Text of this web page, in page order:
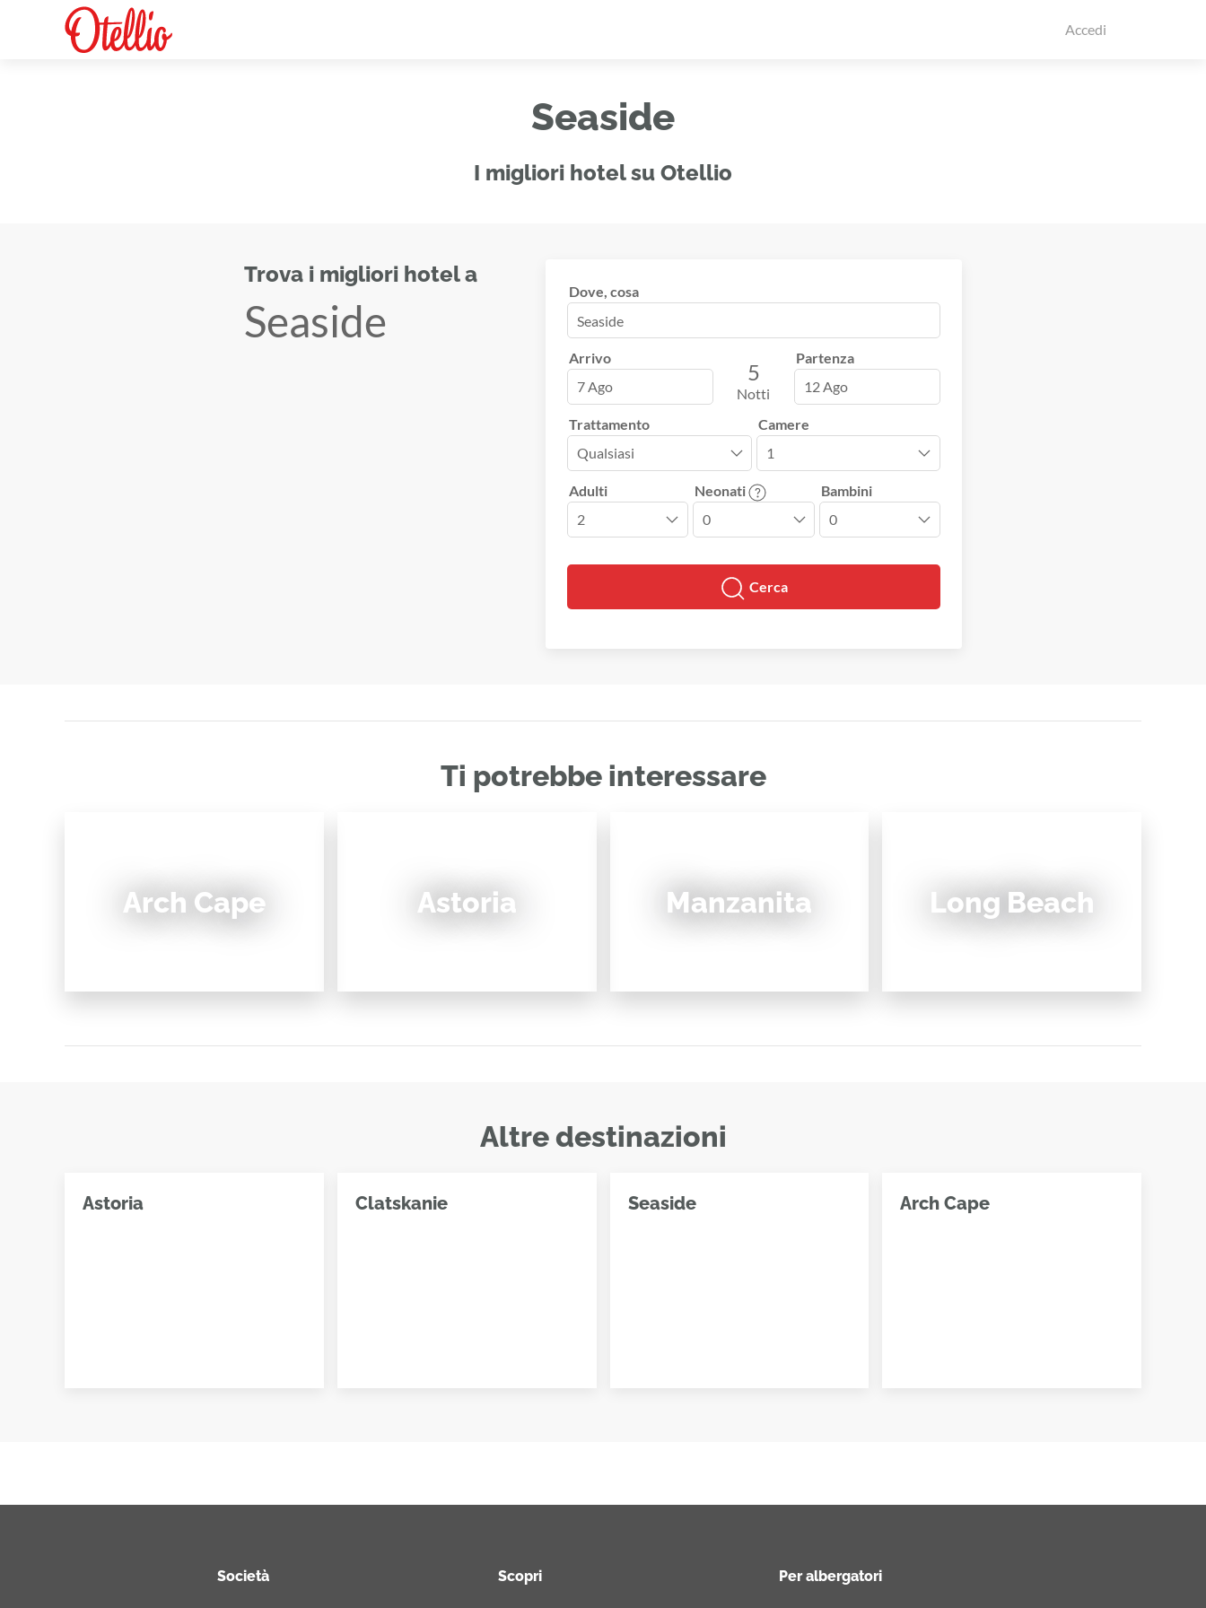
Accedi
Seaside
I migliori hotel su Otellio
Trova i migliori hotel a
Seaside
Dove, cosa
Arrivo
7 Ago
5
Notti
Partenza
12 Ago
Trattamento Camere
Adulti Neonati Bambini
Cerca
Ti potrebbe interessare
Arch Cape Astoria Manzanita Long Beach
Altre destinazioni
Astoria Clatskanie Seaside Arch Cape
Società Scopri Per albergatori